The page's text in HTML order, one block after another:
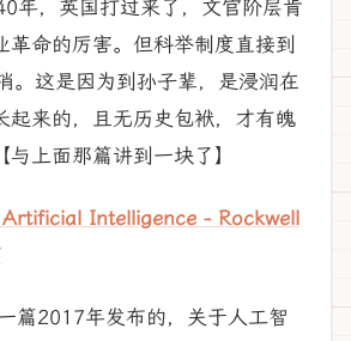
年，英国打过来了，文官阶层肯
革命的厉害。但科举制度直接到
。这是因为到孙子辈，是浸润在
起来的，且无历史包袱，才有魄
与上面那篇讲到一块了】
Intelligence - Rockwell
篇2017年发布的，关于人工智